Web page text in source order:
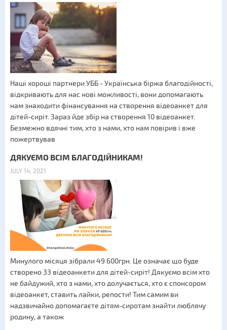
Наші хороші партнери УББ - Українська біржа благодійності,
відкривають для нас нові можливості, вони допомагають
нам знаходити фінансування на створення відеоанкет для
дітей-сиріт. Зараз йде збір на створення 10 відеоанкет.
Безмежно вдячні тим, хто з нами, хто нам повірив і вже
пожертвував
ДЯКУЄМО ВСІМ БЛАГОДІЙНИКАМ!
JULY 14, 2021
Минулого місяця зібрали 49 600грн. Це означає що буде
створено 33 відеоанкети для дітей-сиріт! Дякуємо всім хто
не байдужий, хто з нами, хто долучається, хто є спонсором
відеоанкет, ставить лайки, репости! Тим самим ви
надзвичайно допомагаєте дітям-сиротам знайти люблячу
родину, а також